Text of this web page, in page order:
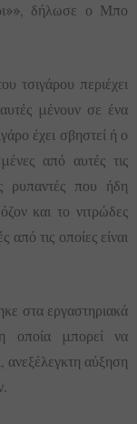
δήλωσε ο Μπο
τσιγάρου περιέχει
μένουν σε ένα
έχει σβηστεί ή ο
από αυτές τις
ρυπαντές που ήδη
και το νιτρώδες
από τις οποίες είναι
στα εργαστηριακά
οποία μπορεί να
ανεξέλεγκτη αύξηση